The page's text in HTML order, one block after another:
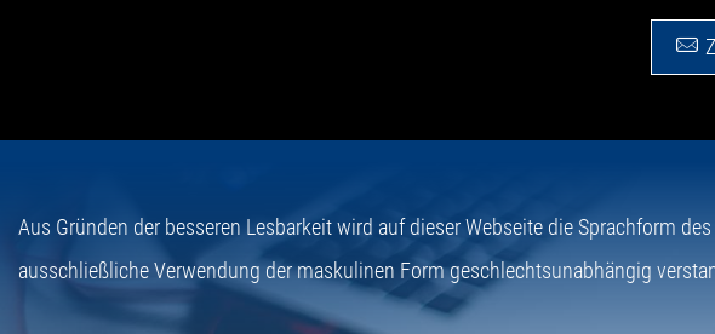
Aus Gründen der besseren Lesbarkeit wird auf dieser Webseite die Sprachform
ausschließliche Verwendung der maskulinen Form geschlechtsunabhängig